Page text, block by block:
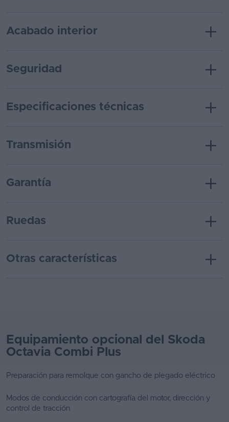
Acabado interior
Seguridad
Especificaciones técnicas
Transmisión
Garantía
Ruedas
Otras características
Equipamiento opcional del Skoda
Octavia Combi Plus
Preparación para remolque con gancho de plegado eléctrico
Modos de conducción con cartografía del motor, dirección y
control de tracción